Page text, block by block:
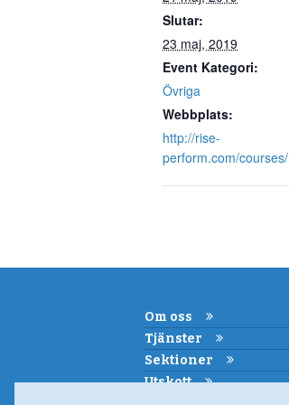
Slutar:
23 maj, 2019
Event Kategori:
Övriga
Webbplats:
http://rise-
perform.com/courses/
Om oss
Tjänster
Sektioner
Utskott